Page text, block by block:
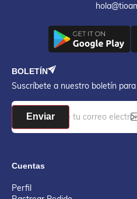
BOLETÍN
Suscríbete a nuestro boletín
Enviar
Cuentas
Perfil